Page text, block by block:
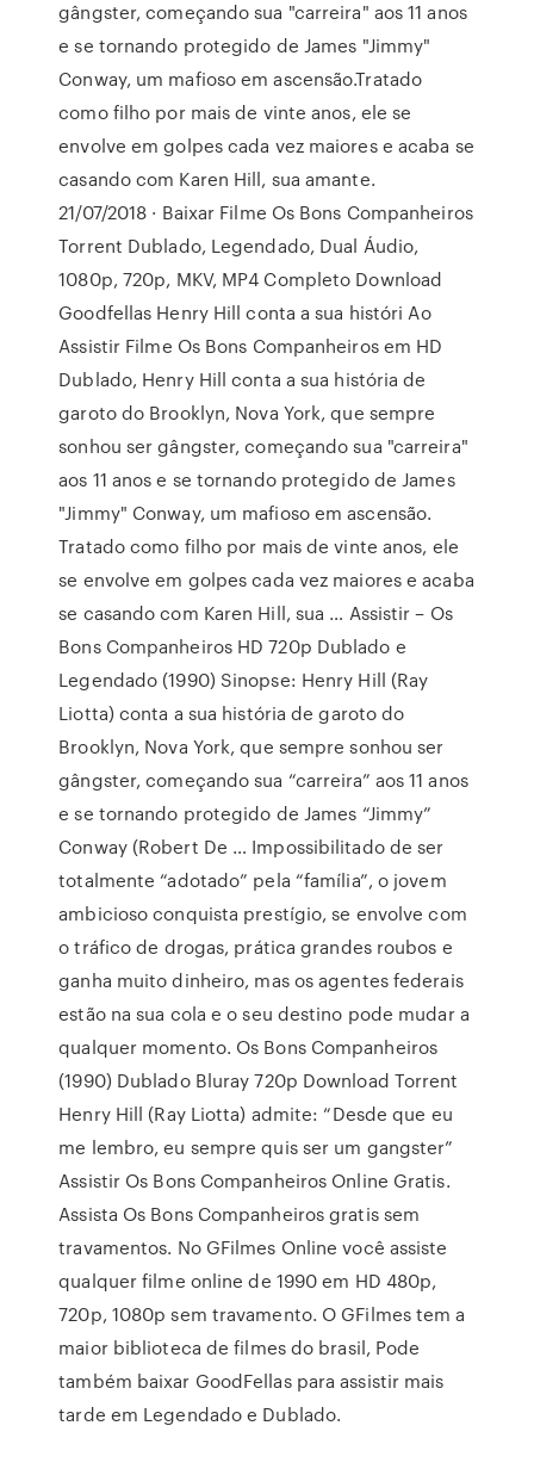
gângster, começando sua "carreira" aos 11 anos
e se tornando protegido de James "Jimmy"
Conway, um mafioso em ascensão.Tratado
como filho por mais de vinte anos, ele se
envolve em golpes cada vez maiores e acaba se
casando com Karen Hill, sua amante.
21/07/2018 · Baixar Filme Os Bons Companheiros
Torrent Dublado, Legendado, Dual Áudio,
1080p, 720p, MKV, MP4 Completo Download
Goodfellas Henry Hill conta a sua históri Ao
Assistir Filme Os Bons Companheiros em HD
Dublado, Henry Hill conta a sua história de
garoto do Brooklyn, Nova York, que sempre
sonhou ser gângster, começando sua "carreira"
aos 11 anos e se tornando protegido de James
"Jimmy" Conway, um mafioso em ascensão.
Tratado como filho por mais de vinte anos, ele
se envolve em golpes cada vez maiores e acaba
se casando com Karen Hill, sua … Assistir – Os
Bons Companheiros HD 720p Dublado e
Legendado (1990) Sinopse: Henry Hill (Ray
Liotta) conta a sua história de garoto do
Brooklyn, Nova York, que sempre sonhou ser
gângster, começando sua “carreira” aos 11 anos
e se tornando protegido de James “Jimmy”
Conway (Robert De … Impossibilitado de ser
totalmente “adotado” pela “família”, o jovem
ambicioso conquista prestígio, se envolve com
o tráfico de drogas, prática grandes roubos e
ganha muito dinheiro, mas os agentes federais
estão na sua cola e o seu destino pode mudar a
qualquer momento. Os Bons Companheiros
(1990) Dublado Bluray 720p Download Torrent
Henry Hill (Ray Liotta) admite: “Desde que eu
me lembro, eu sempre quis ser um gangster”
Assistir Os Bons Companheiros Online Gratis.
Assista Os Bons Companheiros gratis sem
travamentos. No GFilmes Online você assiste
qualquer filme online de 1990 em HD 480p,
720p, 1080p sem travamento. O GFilmes tem a
maior biblioteca de filmes do brasil, Pode
também baixar GoodFellas para assistir mais
tarde em Legendado e Dublado.